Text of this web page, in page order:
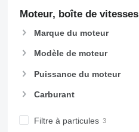
Moteur, boîte de vitesses
Marque du moteur
Modèle de moteur
Puissance du moteur
Carburant
Filtre à particules